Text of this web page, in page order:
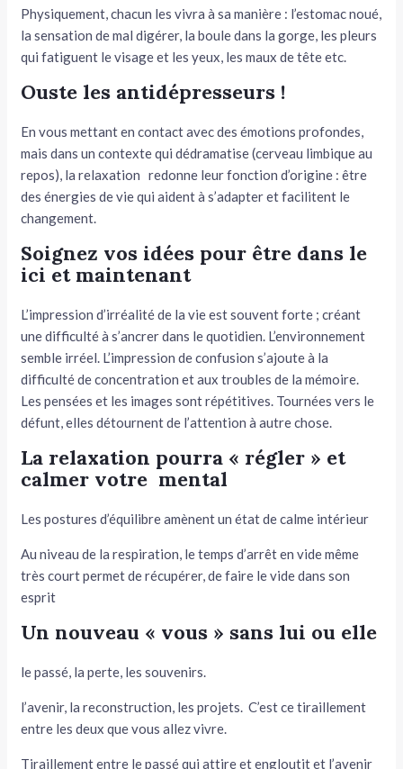
Physiquement, chacun les vivra à sa manière : l’estomac noué,
la sensation de mal digérer, la boule dans la gorge, les pleurs
qui fatiguent le visage et les yeux, les maux de tête etc.
Ouste les antidépresseurs !
En vous mettant en contact avec des émotions profondes,
mais dans un contexte qui dédramatise (cerveau limbique au
repos), la relaxation redonne leur fonction d’origine : être
des énergies de vie qui aident à s’adapter et facilitent le
changement.
Soignez vos idées pour être dans le
ici et maintenant
L’impression d’irréalité de la vie est souvent forte ; créant
une difficulté à s’ancrer dans le quotidien. L’environnement
semble irréel. L’impression de confusion s’ajoute à la
difficulté de concentration et aux troubles de la mémoire.
Les pensées et les images sont répétitives. Tournées vers le
défunt, elles détournent de l’attention à autre chose.
La relaxation pourra « régler » et
calmer votre mental
Les postures d’équilibre amènent un état de calme intérieur
Au niveau de la respiration, le temps d’arrêt en vide même
très court permet de récupérer, de faire le vide dans son
esprit
Un nouveau « vous » sans lui ou elle
le passé, la perte, les souvenirs.
l’avenir, la reconstruction, les projets. C’est ce tiraillement
entre les deux que vous allez vivre.
Tiraillement entre le passé qui attire et engloutit et l’avenir